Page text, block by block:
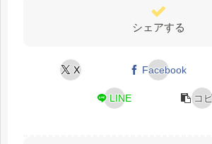
シェアする
X Facebook
LINE コ